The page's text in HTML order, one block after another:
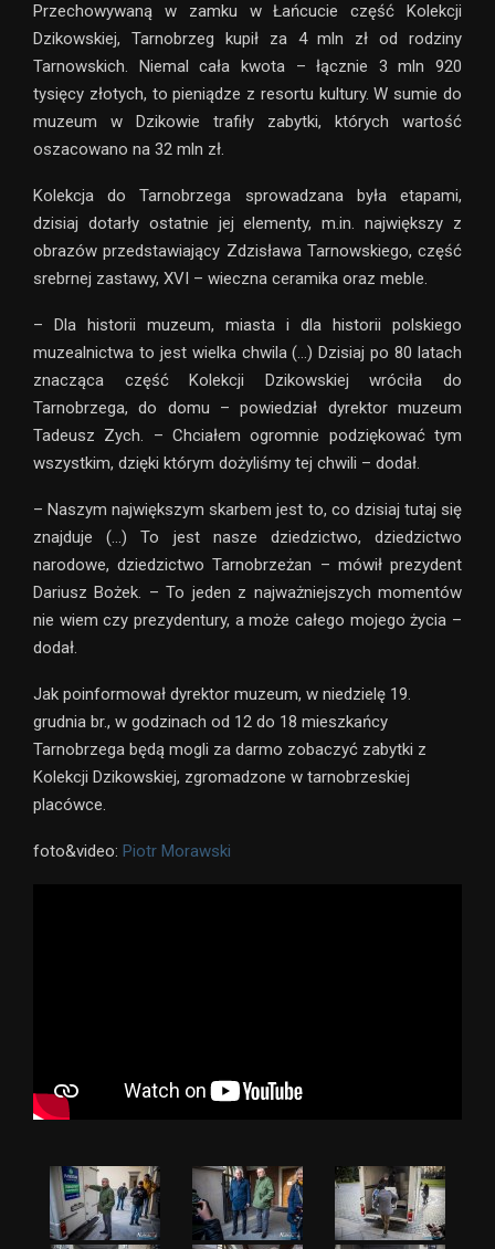
Przechowywaną w zamku w Łańcucie część Kolekcji
Dzikowskiej, Tarnobrzeg kupił za 4 mln zł od rodziny
Tarnowskich. Niemal cała kwota – łącznie 3 mln 920
tysięcy złotych, to pieniądze z resortu kultury. W sumie do
muzeum w Dzikowie trafiły zabytki, których wartość
oszacowano na 32 mln zł.
Kolekcja do Tarnobrzega sprowadzana była etapami,
dzisiaj dotarły ostatnie jej elementy, m.in. największy z
obrazów przedstawiający Zdzisława Tarnowskiego, część
srebrnej zastawy, XVI – wieczna ceramika oraz meble.
– Dla historii muzeum, miasta i dla historii polskiego
muzealnictwa to jest wielka chwila (…) Dzisiaj po 80 latach
znacząca część Kolekcji Dzikowskiej wróciła do
Tarnobrzega, do domu – powiedział dyrektor muzeum
Tadeusz Zych. – Chciałem ogromnie podziękować tym
wszystkim, dzięki którym dożyliśmy tej chwili – dodał.
– Naszym największym skarbem jest to, co dzisiaj tutaj się
znajduje (…) To jest nasze dziedzictwo, dziedzictwo
narodowe, dziedzictwo Tarnobrzeżan – mówił prezydent
Dariusz Bożek. – To jeden z najważniejszych momentów
nie wiem czy prezydentury, a może całego mojego życia –
dodał.
Jak poinformował dyrektor muzeum, w niedzielę 19.
grudnia br., w godzinach od 12 do 18 mieszkańcy
Tarnobrzega będą mogli za darmo zobaczyć zabytki z
Kolekcji Dzikowskiej, zgromadzone w tarnobrzeskiej
placówce.
foto&video: Piotr Morawski